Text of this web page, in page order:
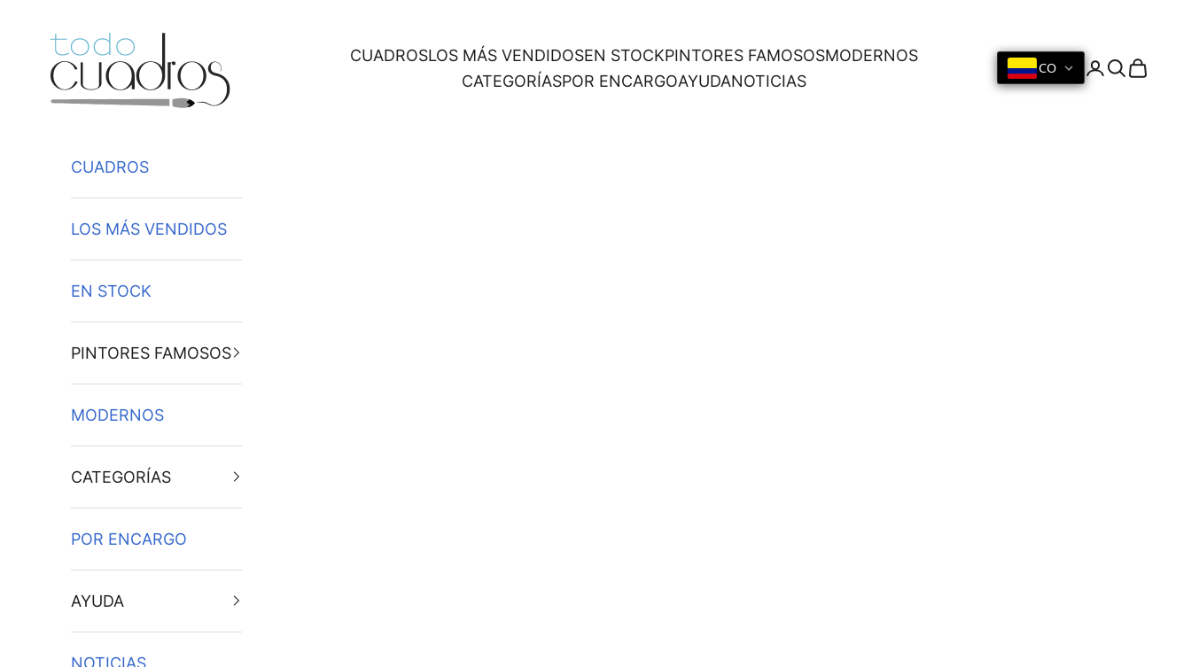
CUADROSLOS MÁS VENDIDOSEN STOCKPINTORES FAMOSOSMODERNOS
CATEGORÍASPOR ENCARGOAYUDANOTICIAS
CO Iniciar sesión
Buscar
Cesta
CUADROS
LOS MÁS VENDIDOS
EN STOCK
PINTORES FAMOSOS
MODERNOS
CATEGORÍAS
POR ENCARGO
AYUDA
NOTICIAS